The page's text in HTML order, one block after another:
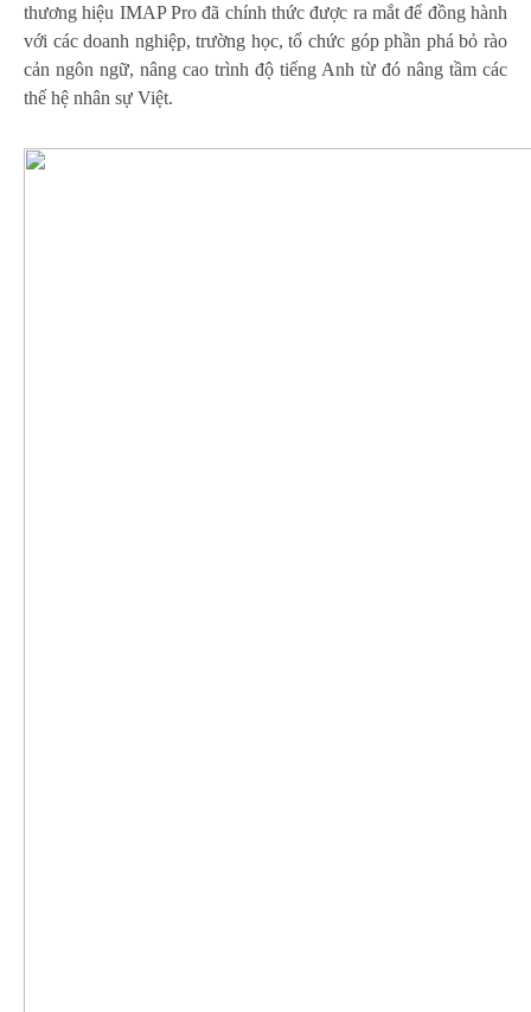
thương hiệu IMAP Pro đã chính thức được ra mắt để đồng hành
với các doanh nghiệp, trường học, tổ chức góp phần phá bỏ rào
cản ngôn ngữ, nâng cao trình độ tiếng Anh từ đó nâng tầm các
thế hệ nhân sự Việt.